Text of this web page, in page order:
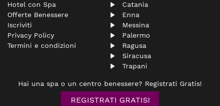
Hotel con Spa
Offerte Benessere
Iscriviti
Privacy Policy
Termini e condizioni
Catania
Enna
Messina
Palermo
Ragusa
Siracusa
Trapani
Hai una spa o un centro benessere? Registrati Gratis!
REGISTRATI GRATIS!